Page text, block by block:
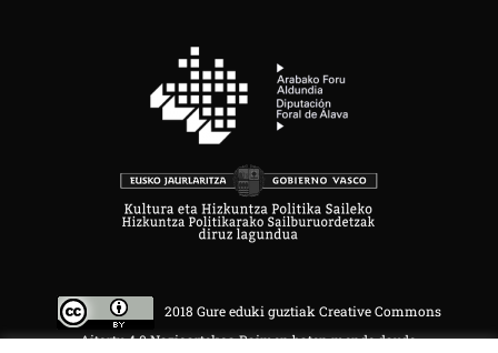
2018 Gure eduki guztiak Creative Commons
Aitortu 4.0 Nazioartekoa Baimen baten mende daude.